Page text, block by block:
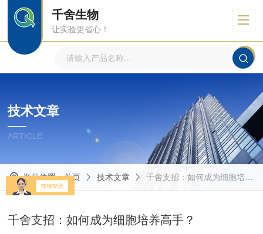
千舍生物
让实验更省心！
技术文章
ARTICLE
当前位置：首页 技术文章 千舍支招：如何成为细胞培养高手？
千舍支招：如何成为细胞培养高手？